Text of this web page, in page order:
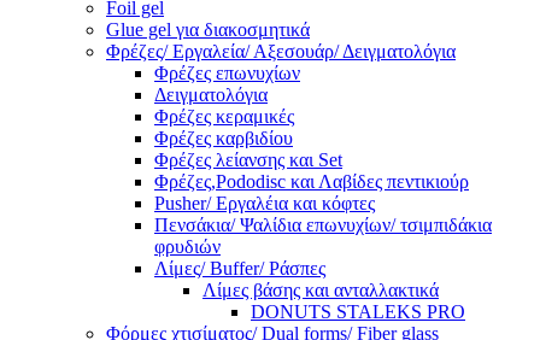
Foil gel
Glue gel για διακοσμητικά
Φρέζες/ Εργαλεία/ Αξεσουάρ/ Δειγματολόγια
Φρέζες επωνυχίων
Δειγματολόγια
Φρέζες κεραμικές
Φρέζες καρβιδίου
Φρέζες λείανσης και Set
Φρέζες,Pododisc και Λαβίδες πεντικιούρ
Pusher/ Εργαλέια και κόφτες
Πενσάκια/ Ψαλίδια επωνυχίων/ τσιμπιδάκια
φρυδιών
Λίμες/ Buffer/ Ράσπες
Λίμες βάσης και ανταλλακτικά
DONUTS STALEKS PRO
Φόρμες χτισίματος/ Dual forms/ Fiber glass